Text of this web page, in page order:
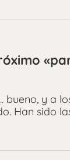
y a
Han sido